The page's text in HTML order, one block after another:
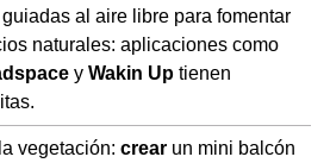
al aire libre para fomentar
naturales: aplicaciones como
y Wakin Up tienen
vegetación: crear un mini balcón